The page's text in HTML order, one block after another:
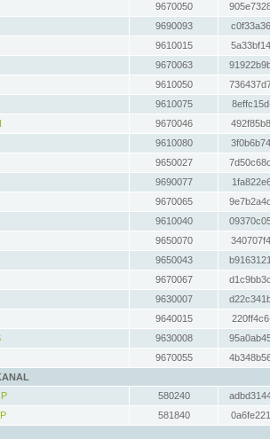
9670050
9690093
9610015
9670063
9610050
9610075
9670046
9610080
9650027
9690077
9670065
9610040
9650070
9650043
9670067
9630007
9640015
9630008
9670055
580240
581840